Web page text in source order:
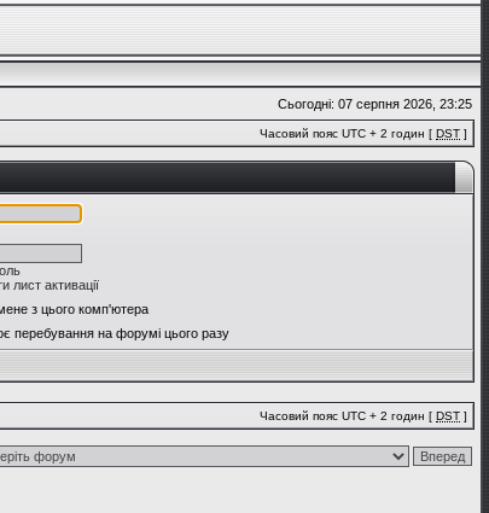
Сьогодні: 07 серпня 2026, 23:25
Часовий пояс UTC + 2 годин [ DST ]
лист активації
з цього комп'ютера
перебування на форумі цього разу
Часовий пояс UTC + 2 годин [ DST ]